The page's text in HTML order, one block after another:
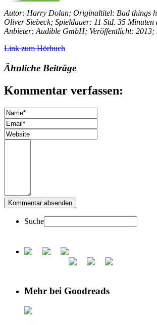
Autor: Harry Dolan; Originaltitel: Bad things
Oliver Siebeck; Spieldauer: 11 Std. 35 Minuten
Anbieter: Audible GmbH; Veröffentlicht: 2013;
Link zum Hörbuch
Ähnliche Beiträge
Kommentar verfassen:
Suche
Mehr bei Goodreads